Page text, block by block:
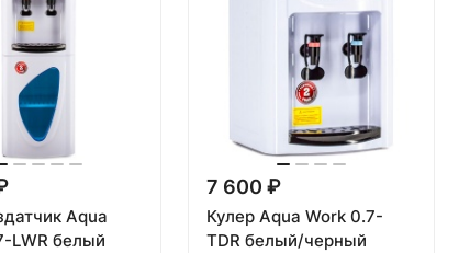
Aqua
LWR белый
7 600 ₽
Кулер Aqua Work 0.7-
TDR белый/черный